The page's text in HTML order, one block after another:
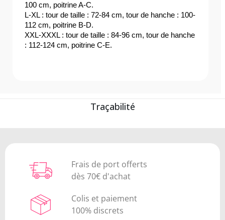
100 cm, poitrine A-C.
L-XL : tour de taille : 72-84 cm, tour de hanche : 100-
112 cm, poitrine B-D.
XXL-XXXL : tour de taille : 84-96 cm, tour de hanche
: 112-124 cm, poitrine C-E.
Traçabilité
Frais de port offerts
dès 70€ d'achat
Colis et paiement
100% discrets